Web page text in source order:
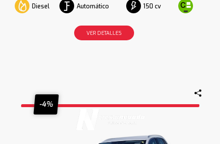
Diesel Automático 150 cv
VER DETALLES
-4%